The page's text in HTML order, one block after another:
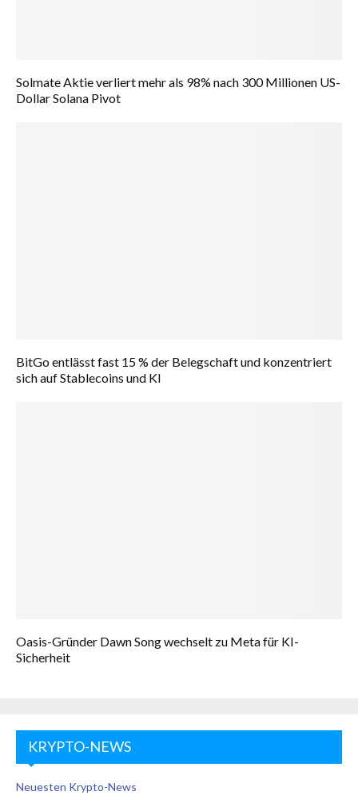
Solmate Aktie verliert mehr als 98% nach 300 Millionen US-
Dollar Solana Pivot
BitGo entlässt fast 15 % der Belegschaft und konzentriert
sich auf Stablecoins und KI
Oasis-Gründer Dawn Song wechselt zu Meta für KI-
Sicherheit
KRYPTO-NEWS
Neuesten Krypto-News